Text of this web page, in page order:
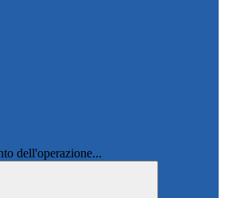
dell'operazione...